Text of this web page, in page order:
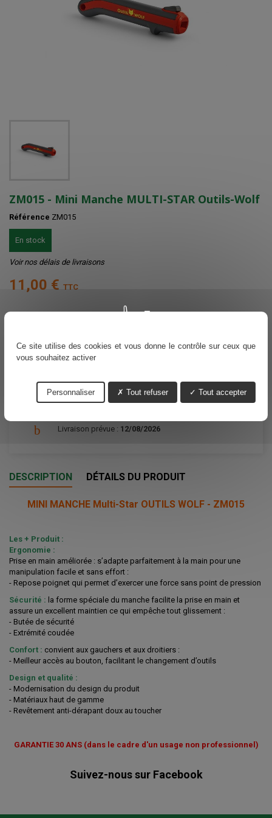
ZM015 - Mini Manche MULTI-STAR Outils-Wolf
Référence ZM015
En stock
Voir nos délais de livraisons
11,00 € TTC
Livraison prévue : 12/08/2026
DESCRIPTION DÉTAILS DU PRODUIT
MINI MANCHE Multi-Star OUTILS WOLF - ZM015
Les + Produit :
Ergonomie :
Prise en main améliorée : s’adapte parfaitement à la main pour une
manipulation facile et sans effort :
- Repose poignet qui permet d’exercer une force sans point de pression
Sécurité : la forme spéciale du manche facilite la prise en main et
assure un excellent maintien ce qui empêche tout glissement :
- Butée de sécurité
- Extrémité coudée
Confort : convient aux gauchers et aux droitiers :
- Meilleur accès au bouton, facilitant le changement d’outils
Design et qualité :
- Modernisation du design du produit
- Matériaux haut de gamme
- Revêtement anti-dérapant doux au toucher
GARANTIE 30 ANS (dans le cadre d'un usage non professionnel)
Suivez-nous sur Facebook
Ce site utilise des cookies et vous donne le contrôle sur ceux que
vous souhaitez activer
Tout accepter
Tout refuser
Personnaliser